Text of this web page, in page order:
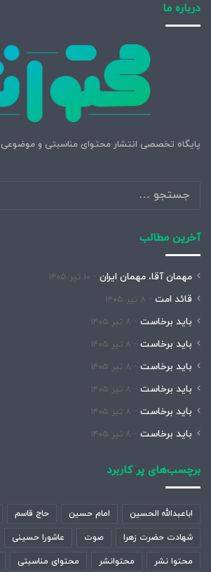
درباره ما
پایگاه تخصصی انتشار محتوای مناسبتی و موضوعی
آخرین مطالب
مهمان آقا، مهمان ایران ۱۰ تیر ۱۴۰۵
قائد امت ۸ تیر ۱۴۰۵
باید برخاست ۸ تیر ۱۴۰۵
باید برخاست ۸ تیر ۱۴۰۵
باید برخاست ۸ تیر ۱۴۰۵
باید برخاست ۸ تیر ۱۴۰۵
باید برخاست ۸ تیر ۱۴۰۵
باید برخاست ۸ تیر ۱۴۰۵
برچسب‌های پر کاربرد
اباعبدالله الحسین امام حسین حاج قاسم
شهادت حضرت زهرا صوت عاشورا حسینی
محتوا نشر محتوانشر محتوای مناسبتی